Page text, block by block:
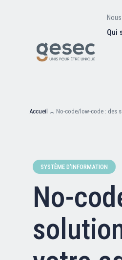
Qui
Nous
Extranet
Les
Nous
FAQ
Accueil No-code/low-code : des
SYSTÈME D'INFORMATION
No-